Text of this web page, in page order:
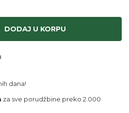
DODAJ U KORPU
dana!
za sve porudžbine preko 2.000